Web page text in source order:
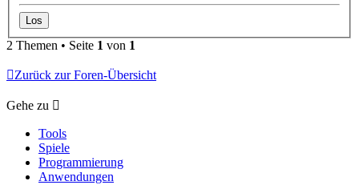
2 Themen • Seite 1 von 1
Zurück zur Foren-Übersicht
Gehe zu
Tools
Spiele
Programmierung
Anwendungen